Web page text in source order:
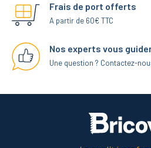
Frais de port offerts
A partir de 60€ TTC
Nos experts vous
Une question ? Contactez-